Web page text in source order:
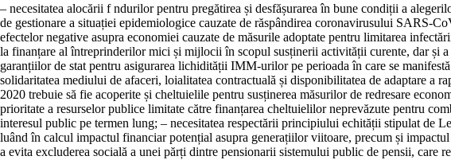
– necesitatea alocării f ndurilor pentru pregătirea și desfășurarea în bune condiții a
de gestionare a situației epidemiologice cauzate de răspândirea coronavirusului SARS-
efectelor negative asupra economiei cauzate de măsurile adoptate pentru limitarea
la finanțare al întreprinderilor mici și mijlocii în scopul susținerii activității curente, dar și
garanțiilor de stat pentru asigurarea lichidității IMM-urilor pe perioada în care se
solidaritatea mediului de afaceri, loialitatea contractuală și disponibilitatea de adaptare a
2020 trebuie să fie acoperite și cheltuielile pentru susținerea măsurilor de redresare
prioritate a resurselor publice limitate către finanțarea cheltuielilor neprevăzute pentru
interesul public pe termen lung; – necesitatea respectării principiului echității stipulat de
luând în calcul impactul financiar potențial asupra generațiilor viitoare, precum și
a evita excluderea socială a unei părți dintre pensionarii sistemului public de pensii,